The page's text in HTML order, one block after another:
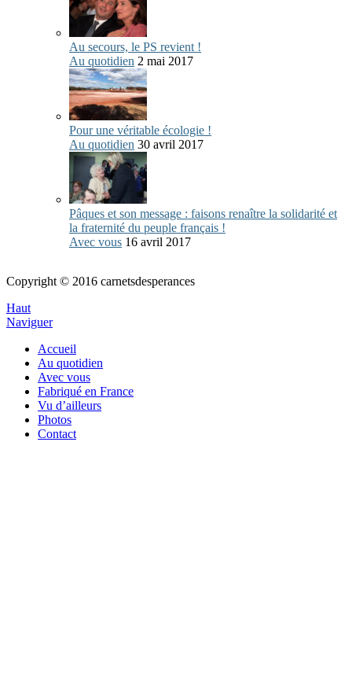
Au secours, le PS revient !
Au quotidien 2 mai 2017
Pour une véritable écologie !
Au quotidien 30 avril 2017
Pâques et son message : faisons renaître la solidarité et
la fraternité du peuple français !
Avec vous 16 avril 2017
Copyright © 2016 carnetsdesperances
Haut
Naviguer
Accueil
Au quotidien
Avec vous
Fabriqué en France
Vu d’ailleurs
Photos
Contact